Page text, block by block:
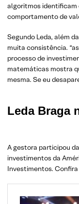
algoritmos identificam
comportamento de
Segundo Leda, além
muita consistência.
processo de
matemáticas mostra
mesma. Se eu
Leda Braga
A gestora participou
investimentos da
Investimentos.